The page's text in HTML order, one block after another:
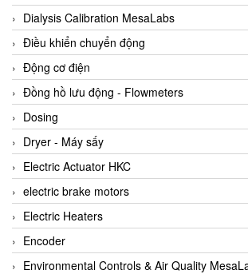
Amarillo Gear
Ametek
AMPTRON Vietnam
AND Vietnam
ANDERSON-NEGELE
ANDILOG Technologies Vietnam
Anritsu
ANTEC S.A
Antico pumps
Anybus/ HMS
AOBEN
Dialysis Calibration MesaLabs
Điều khiển chuyển động
Động cơ điện
Đồng hồ lưu động - Flowmeters
Dosing
Dryer - Máy sấy
Electric Actuator HKC
electric brake motors
Electric Heaters
Encoder
Environmental Controls & Air Quality